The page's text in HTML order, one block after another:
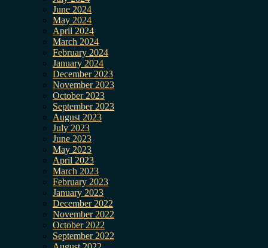
June 2024
May 2024
April 2024
March 2024
February 2024
January 2024
December 2023
November 2023
October 2023
September 2023
August 2023
July 2023
June 2023
May 2023
April 2023
March 2023
February 2023
January 2023
December 2022
November 2022
October 2022
September 2022